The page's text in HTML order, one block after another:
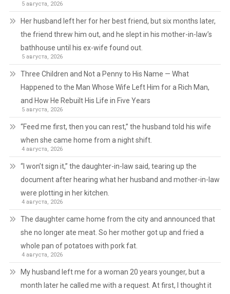
5 августа, 2026
Her husband left her for her best friend, but six months later,
the friend threw him out, and he slept in his mother-in-law’s
bathhouse until his ex-wife found out.
5 августа, 2026
Three Children and Not a Penny to His Name — What
Happened to the Man Whose Wife Left Him for a Rich Man,
and How He Rebuilt His Life in Five Years
5 августа, 2026
“Feed me first, then you can rest,” the husband told his wife
when she came home from a night shift.
4 августа, 2026
“I won’t sign it,” the daughter-in-law said, tearing up the
document after hearing what her husband and mother-in-law
were plotting in her kitchen.
4 августа, 2026
The daughter came home from the city and announced that
she no longer ate meat. So her mother got up and fried a
whole pan of potatoes with pork fat.
4 августа, 2026
My husband left me for a woman 20 years younger, but a
month later he called me with a request. At first, I thought it